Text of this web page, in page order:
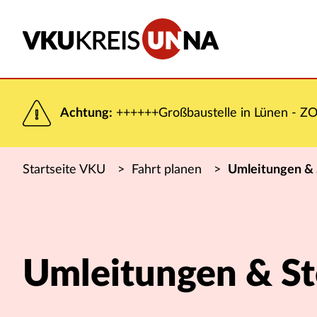
Achtung: ++++++Großbaustelle in Lünen -
Startseite VKU > Fahrt planen > Umleitungen &
Umleitungen &